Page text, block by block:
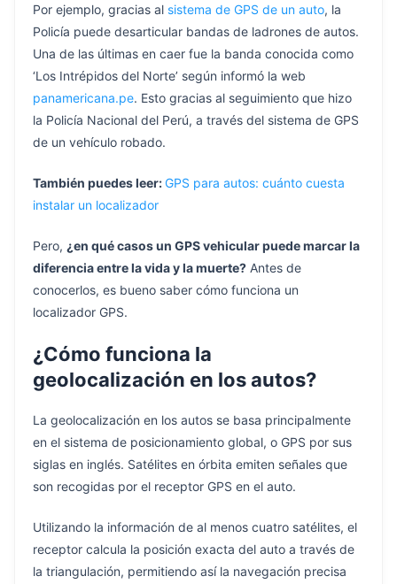
Por ejemplo, gracias al sistema de GPS de un auto, la
Policía puede desarticular bandas de ladrones de autos.
Una de las últimas en caer fue la banda conocida como
‘Los Intrépidos del Norte’ según informó la web
panamericana.pe. Esto gracias al seguimiento que hizo
la Policía Nacional del Perú, a través del sistema de GPS
de un vehículo robado.
También puedes leer:GPS para autos: cuánto cuesta
instalar un localizador
Pero, ¿en qué casos un GPS vehicular puede marcar la
diferencia entre la vida y la muerte? Antes de
conocerlos, es bueno saber cómo funciona un
localizador GPS.
¿Cómo funciona la
geolocalización en los autos?
La geolocalización en los autos se basa principalmente
en el sistema de posicionamiento global, o GPS por sus
siglas en inglés. Satélites en órbita emiten señales que
son recogidas por el receptor GPS en el auto.
Utilizando la información de al menos cuatro satélites, el
receptor calcula la posición exacta del auto a través de
la triangulación, permitiendo así la navegación precisa